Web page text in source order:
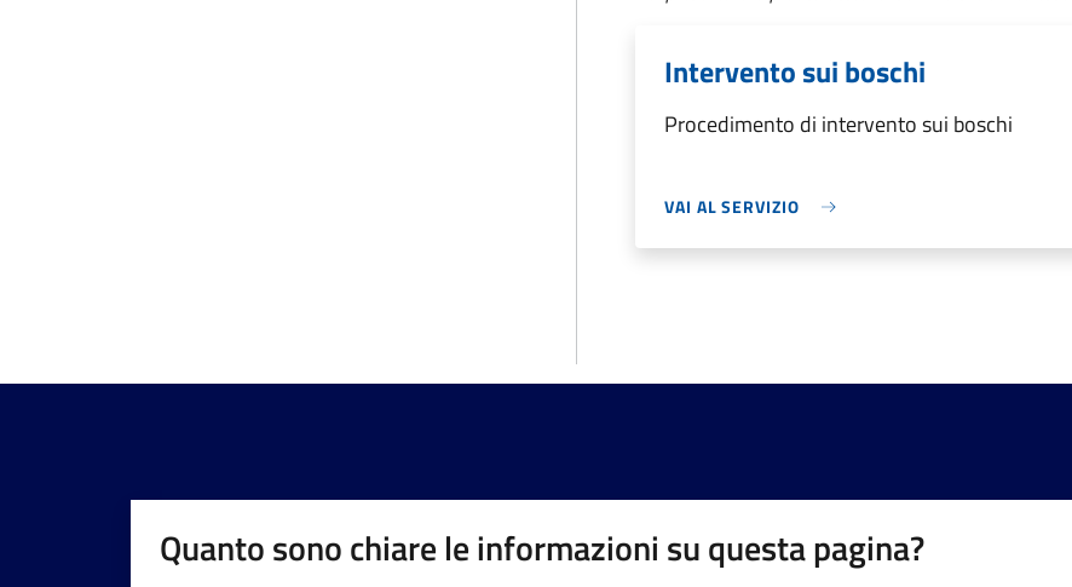
Intervento sui boschi
Procedimento di intervento sui boschi
VAI AL SERVIZIO
Quanto sono chiare le informazioni su questa pagina?